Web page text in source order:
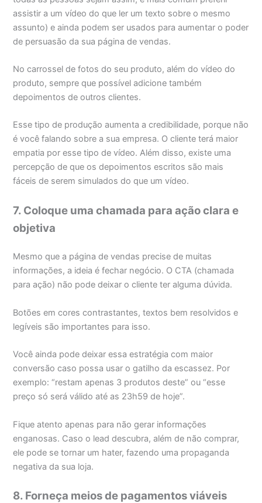
assistir a um vídeo do que ler um texto sobre o mesmo
assunto) e ainda podem ser usados para aumentar o poder
de persuasão da sua página de vendas.
No carrossel de fotos do seu produto, além do vídeo do
produto, sempre que possível adicione também
depoimentos de outros clientes.
Esse tipo de produção aumenta a credibilidade, porque não
é você falando sobre a sua empresa. O cliente terá maior
empatia por esse tipo de vídeo. Além disso, existe uma
percepção de que os depoimentos escritos são mais
fáceis de serem simulados do que um vídeo.
7. Coloque uma chamada para ação clara e
objetiva
Mesmo que a página de vendas precise de muitas
informações, a ideia é fechar negócio. O CTA (chamada
para ação) não pode deixar o cliente ter alguma dúvida.
Botões em cores contrastantes, textos bem resolvidos e
legíveis são importantes para isso.
Você ainda pode deixar essa estratégia com maior
conversão caso possa usar o gatilho da escassez. Por
exemplo: “restam apenas 3 produtos deste” ou “esse
preço só será válido até as 23h59 de hoje”.
Fique atento apenas para não gerar informações
enganosas. Caso o lead descubra, além de não comprar,
ele pode se tornar um hater, fazendo uma propaganda
negativa da sua loja.
8. Forneça meios de pagamentos viáveis